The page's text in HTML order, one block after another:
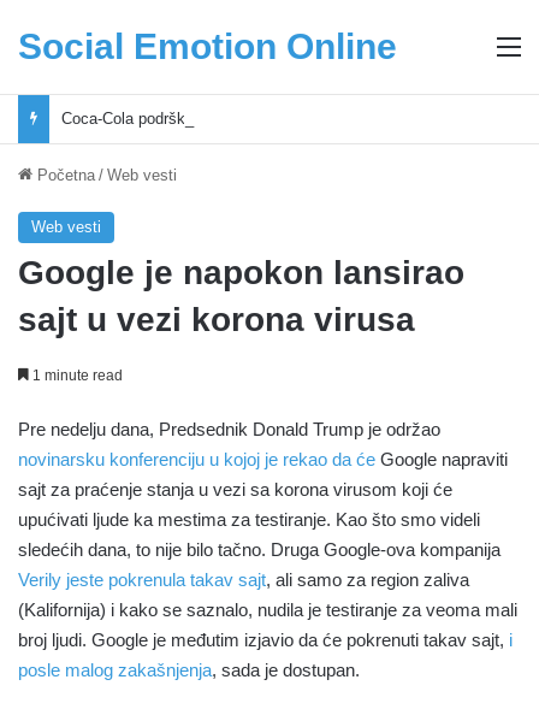
Social Emotion Online
Početna / Web vesti
Web vesti
Google je napokon lansirao
sajt u vezi korona virusa
1 minute read
Pre nedelju dana, Predsednik Donald Trump je održao
novinarsku konferenciju u kojoj je rekao da će Google napraviti
sajt za praćenje stanja u vezi sa korona virusom koji će
upućivati ljude ka mestima za testiranje. Kao što smo videli
sledećih dana, to nije bilo tačno. Druga Google-ova kompanija
Verily jeste pokrenula takav sajt, ali samo za region zaliva
(Kalifornija) i kako se saznalo, nudila je testiranje za veoma mali
broj ljudi. Google je međutim izjavio da će pokrenuti takav sajt, i
posle malog zakašnjenja, sada je dostupan.